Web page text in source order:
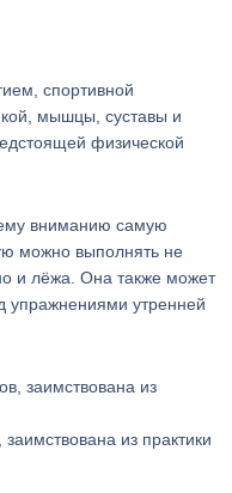
спортивной
мышцы, суставы и
физической
вниманию самую
можно выполнять не
и лёжа. Она также может
упражнениями утренней
из практики